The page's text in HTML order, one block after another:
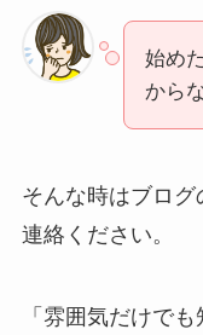
始め
から
そんな時はブロ
連絡ください。
「雰囲気だけで